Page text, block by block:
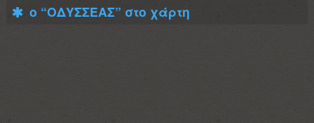
ο “ΟΔΥΣΣΕΑΣ” στο χάρτη